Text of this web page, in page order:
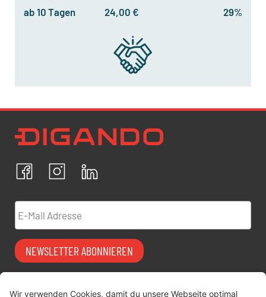
ab 10 Tagen
24,00 € 29%
FacebookInstagram
Ich bestätige, dass ich die
Datenschutzrichtlinien
personenbezogenen Daten einverstanden.
E-Mail Adresse
NEWSLETTER ABONNIEREN